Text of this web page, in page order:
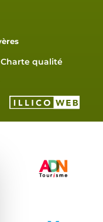
Charte qualité